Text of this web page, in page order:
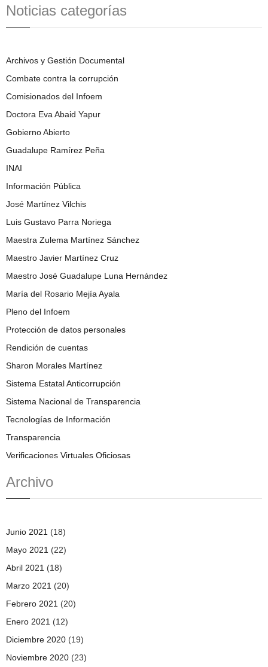
Noticias categorías
Archivos y Gestión Documental
Combate contra la corrupción
Comisionados del Infoem
Doctora Eva Abaid Yapur
Gobierno Abierto
Guadalupe Ramírez Peña
INAI
Información Pública
José Martínez Vilchis
Luis Gustavo Parra Noriega
Maestra Zulema Martínez Sánchez
Maestro Javier Martínez Cruz
Maestro José Guadalupe Luna Hernández
María del Rosario Mejía Ayala
Pleno del Infoem
Protección de datos personales
Rendición de cuentas
Sharon Morales Martínez
Sistema Estatal Anticorrupción
Sistema Nacional de Transparencia
Tecnologías de Información
Transparencia
Verificaciones Virtuales Oficiosas
Archivo
Junio 2021 (18)
Mayo 2021 (22)
Abril 2021 (18)
Marzo 2021 (20)
Febrero 2021 (20)
Enero 2021 (12)
Diciembre 2020 (19)
Noviembre 2020 (23)